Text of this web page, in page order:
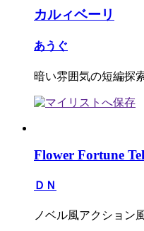
カルィベーリ
あうぐ
暗い雰囲気の短編探
Flower Fortune
ＤＮ
ノベル風アクション